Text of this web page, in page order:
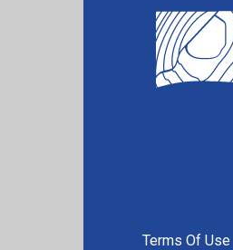
FOOTER
Terms Of Use